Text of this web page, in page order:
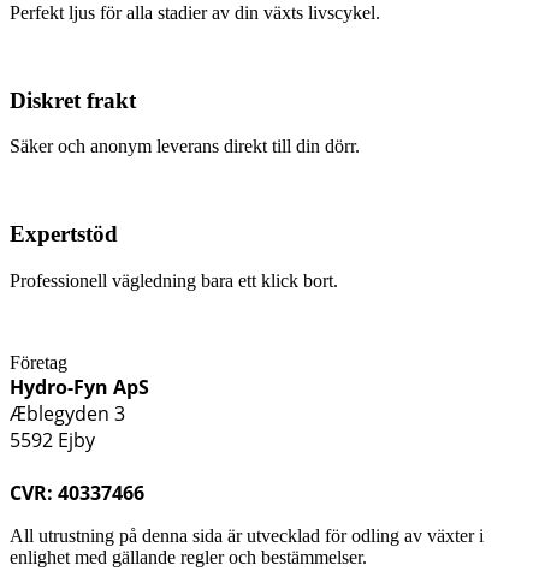
Perfekt ljus för alla stadier av din växts livscykel.
Diskret frakt
Säker och anonym leverans direkt till din dörr.
Expertstöd
Professionell vägledning bara ett klick bort.
Företag
Hydro-Fyn ApS
Æblegyden 3
5592 Ejby
CVR: 40337466
All utrustning på denna sida är utvecklad för odling av växter i
enlighet med gällande regler och bestämmelser.